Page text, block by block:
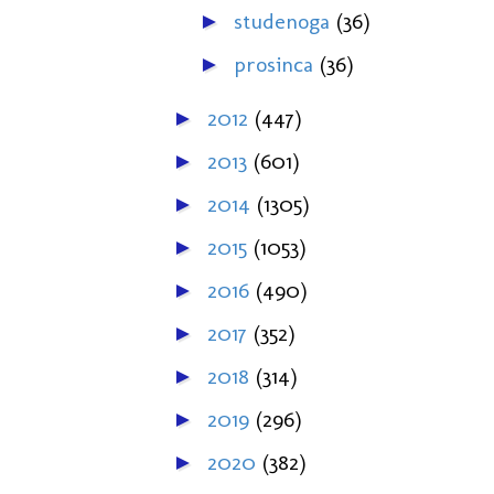
► studenoga (36)
► prosinca (36)
► 2012 (447)
► 2013 (601)
► 2014 (1305)
► 2015 (1053)
► 2016 (490)
► 2017 (352)
► 2018 (314)
► 2019 (296)
► 2020 (382)